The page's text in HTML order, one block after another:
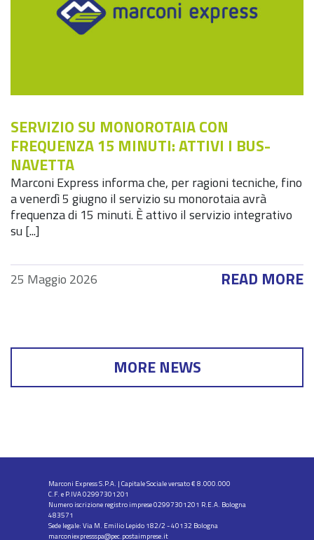
SERVIZIO SU MONOROTAIA CON
FREQUENZA 15 MINUTI: ATTIVI I BUS-
NAVETTA
Marconi Express informa che, per ragioni tecniche, fino
a venerdì 5 giugno il servizio su monorotaia avrà
frequenza di 15 minuti. È attivo il servizio integrativo
su [...]
25 Maggio 2026 READ MORE
MORE NEWS
Marconi Express S.P.A. | Capitale Sociale versato € 8.000.000
C.F. e P.IVA 02997301201
Numero iscrizione registro imprese 02997301201 R.E.A. Bologna
483571
Sede legale: Via M. Emilio Lepido 182/2 - 40132 Bologna
marconiexpressspa@pec.postaimprese.it